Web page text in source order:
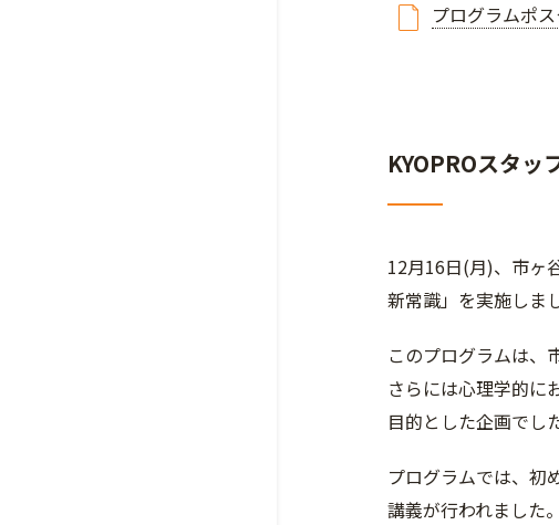
プログラムポス
KYOPROスタッ
12月16日(月)、市ヶ
新常識」を実施しま
このプログラムは、
さらには心理学的に
目的とした企画でし
プログラムでは、初
講義が行われました